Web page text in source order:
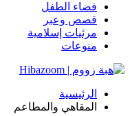
فضاء الطفل
قصص وعبر
مرئيات إسلامية
منوعات
الرئيسية
المقاهي والمطاعم